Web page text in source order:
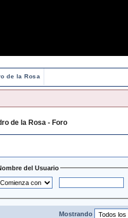
de la Rosa
de la Rosa - Foro
del Usuario
Mostrando